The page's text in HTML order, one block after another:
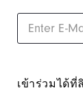
เข้าร่วมได้ที่